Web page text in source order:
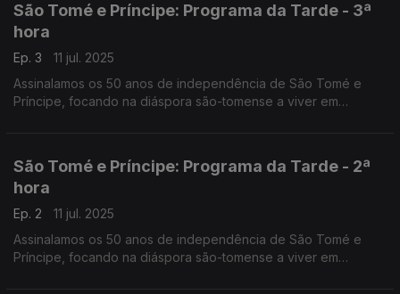
São Tomé e Príncipe: Programa da Tarde - 3ª
hora
Ep. 3
11 jul. 2025
Assinalamos os 50 anos de independência de São Tomé e
Príncipe, focando na diáspora são-tomense a viver em
São Tomé e Príncipe: Programa da Tarde - 2ª
hora
Ep. 2
11 jul. 2025
Assinalamos os 50 anos de independência de São Tomé e
Príncipe, focando na diáspora são-tomense a viver em